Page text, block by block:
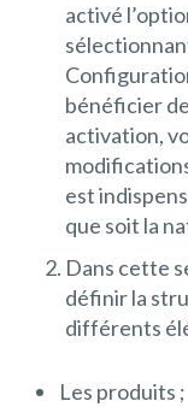
activé
bénéficier
activation,
est
que soit la
Dans cette
définir la
différents
Les produits ;